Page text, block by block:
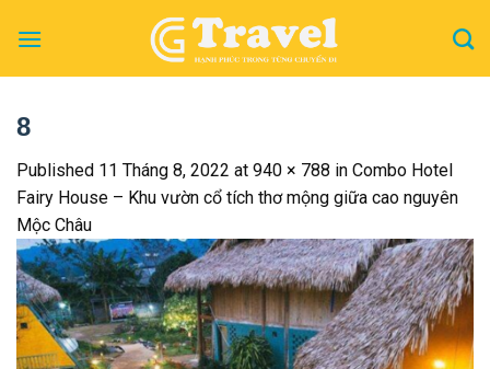
8
Published 11 Tháng 8, 2022 at 940 × 788 in Combo Hotel
Fairy House – Khu vườn cổ tích thơ mộng giữa cao nguyên
Mộc Châu